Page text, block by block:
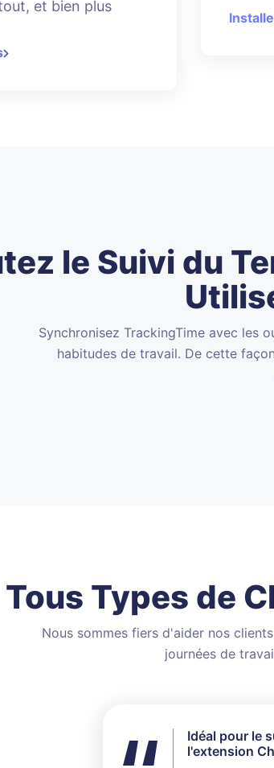
et bien plus
le Suivi du
Synchronisez TrackingTime avec les
habitudes de travail. De cette
Tous Types de
Nous sommes fiers d'aider nos
journées de
Idéal pour le
l'extension
Je n'ai pas
pour mes